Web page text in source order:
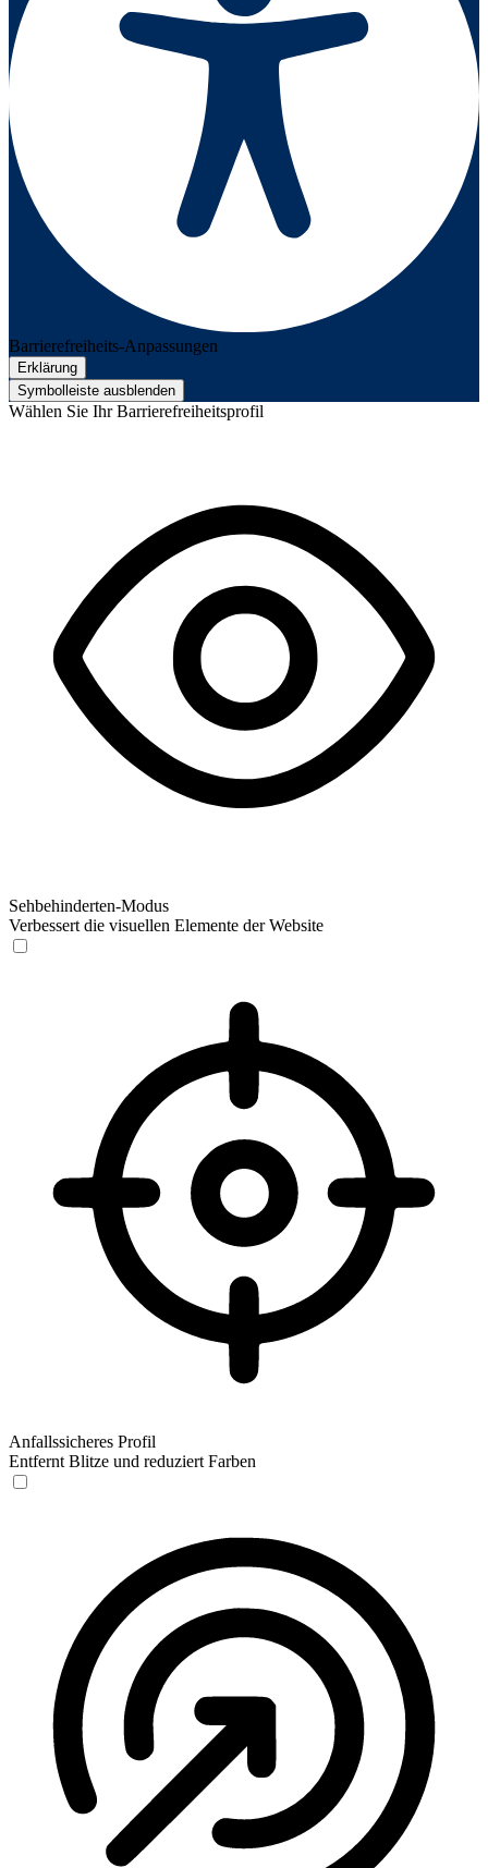
Barrierefreiheits-Anpassungen
Erklärung
Symbolleiste ausblenden
Wählen Sie Ihr Barrierefreiheitsprofil
Sehbehinderten-Modus
Verbessert die visuellen Elemente der Website
Anfallssicheres Profil
Entfernt Blitze und reduziert Farben